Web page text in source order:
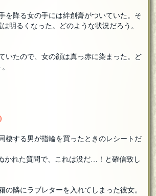
を降る女の手には絆創膏がついていた。そ
明るくなった。どのような状況だろう。
いたので、女の顔は真っ赤に染まった。ど
棲する男が指輪を買ったときのレシートだ
かれた質問で、これは没だ…！と確信致し
の隣にラブレターを入れてしまった彼女。